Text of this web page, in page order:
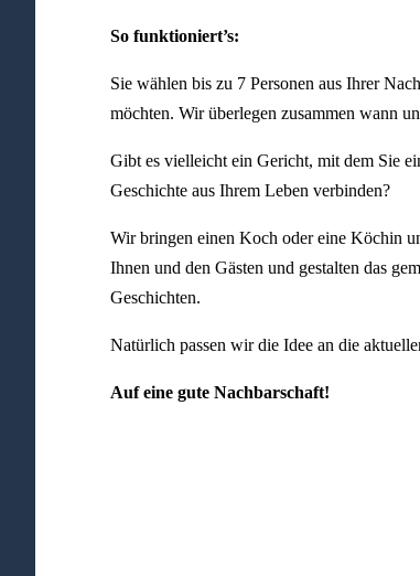
So funktioniert’s:
Sie wählen bis zu 7 Personen aus Ihrer
möchten. Wir überlegen zusammen wann
Gibt es vielleicht ein Gericht, mit dem Sie
Geschichte aus Ihrem Leben verbinden?
Wir bringen einen Koch oder eine Köchin
Ihnen und den Gästen und gestalten das
Geschichten.
Natürlich passen wir die Idee an die
Auf eine gute Nachbarschaft!